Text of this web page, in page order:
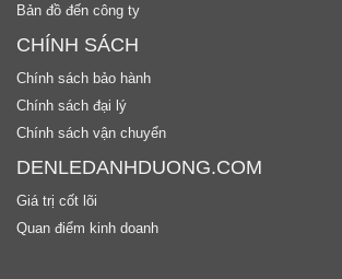
Bản đồ đến công ty
CHÍNH SÁCH
Chính sách bảo hành
Chính sách đại lý
Chính sách vận chuyển
DENLEDANHDUONG.COM
Giá trị cốt lõi
Quan điểm kinh doanh